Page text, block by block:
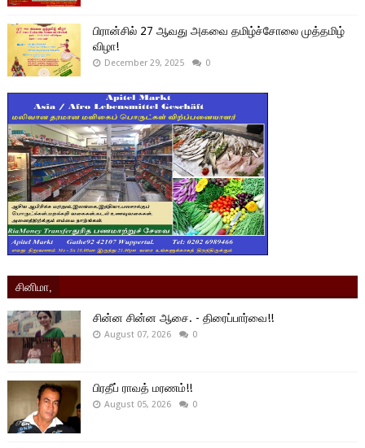
பிரான்சில் 27 ஆவது அகவை தமிழ்ச்சோலை முத்தமிழ்
விழா!
December 29, 2025 0
சினிமா,
சின்ன சின்ன ஆசை. - திரைப்பார்வை!!
August 07, 2026 0
பிரதீப் ராவத் மரணம்!!
August 05, 2026 0